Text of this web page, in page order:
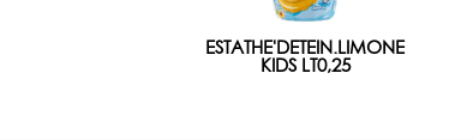
ESTATHE'DETEIN.LIMONE
KIDS LT0,25